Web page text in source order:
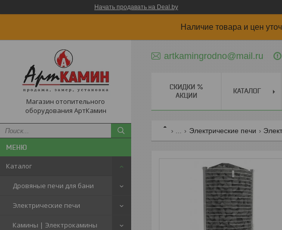
Начать продавать на Deal.by
Наличие товара и цен
Магазин отопительного
оборудования АртКамин
Каталог
Дровяные печи для бани
Электрические печи
Камины | Электрокамины
artkamingrodno@mail.ru
СКИДКИ %
АКЦИИ
КАТАЛОГ
Электрические печи